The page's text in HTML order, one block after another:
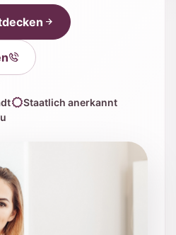
Staatlich anerkannt